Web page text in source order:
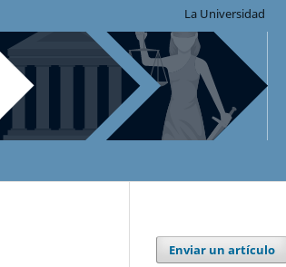
La Universidad
Enviar un artículo